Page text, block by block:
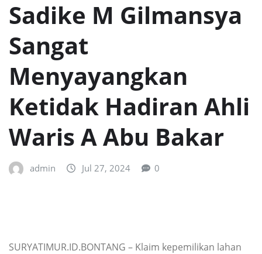
Sadike M Gilmansya
Sangat
Menyayangkan
Ketidak Hadiran Ahli
Waris A Abu Bakar
admin Jul 27, 2024 0
SURYATIMUR.ID.BONTANG – Klaim kepemilikan lahan